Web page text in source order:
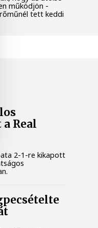
működjön -
tett keddi
a Real
2-1-re kikapott